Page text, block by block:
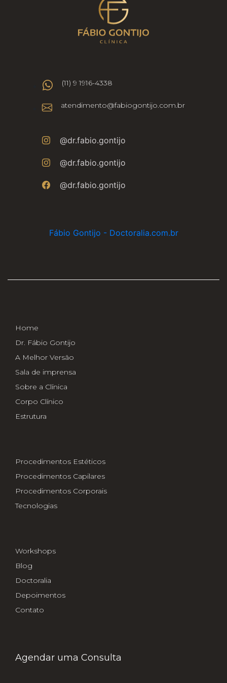
(11) 9 1916-4338
atendimento@fabiogontijo.com.br
@dr.fabio.gontijo
@dr.fabio.gontijo
@dr.fabio.gontijo
Fábio Gontijo - Doctoralia.com.br
Home
Dr. Fábio Gontijo
A Melhor Versão
Sala de imprensa
Sobre a Clínica
Corpo Clínico
Estrutura
Procedimentos Estéticos
Procedimentos Capilares
Procedimentos Corporais
Tecnologias
Workshops
Blog
Doctoralia
Depoimentos
Contato
Agendar uma Consulta